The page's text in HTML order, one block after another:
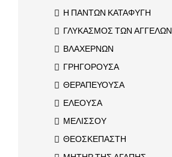
Η ΠΑΝΤΩΝ ΚΑΤΑΦΥΓΗ
ΓΛΥΚΑΣΜΟΣ ΤΩΝ ΑΓΓΕΛΩΝ
ΒΛΑΧΕΡΝΩΝ
ΓΡΗΓΟΡΟΥΣΑ
ΘΕΡΑΠΕΥΟΥΣΑ
ΕΛΕΟΥΣΑ
ΜΕΛΙΣΣΟΥ
ΘΕΟΣΚΕΠΑΣΤΗ